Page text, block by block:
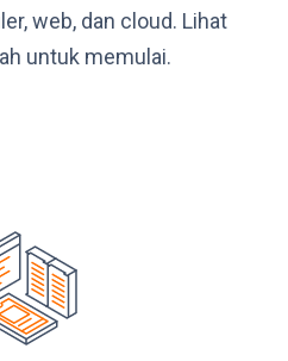
web, dan cloud. Lihat
untuk memulai.